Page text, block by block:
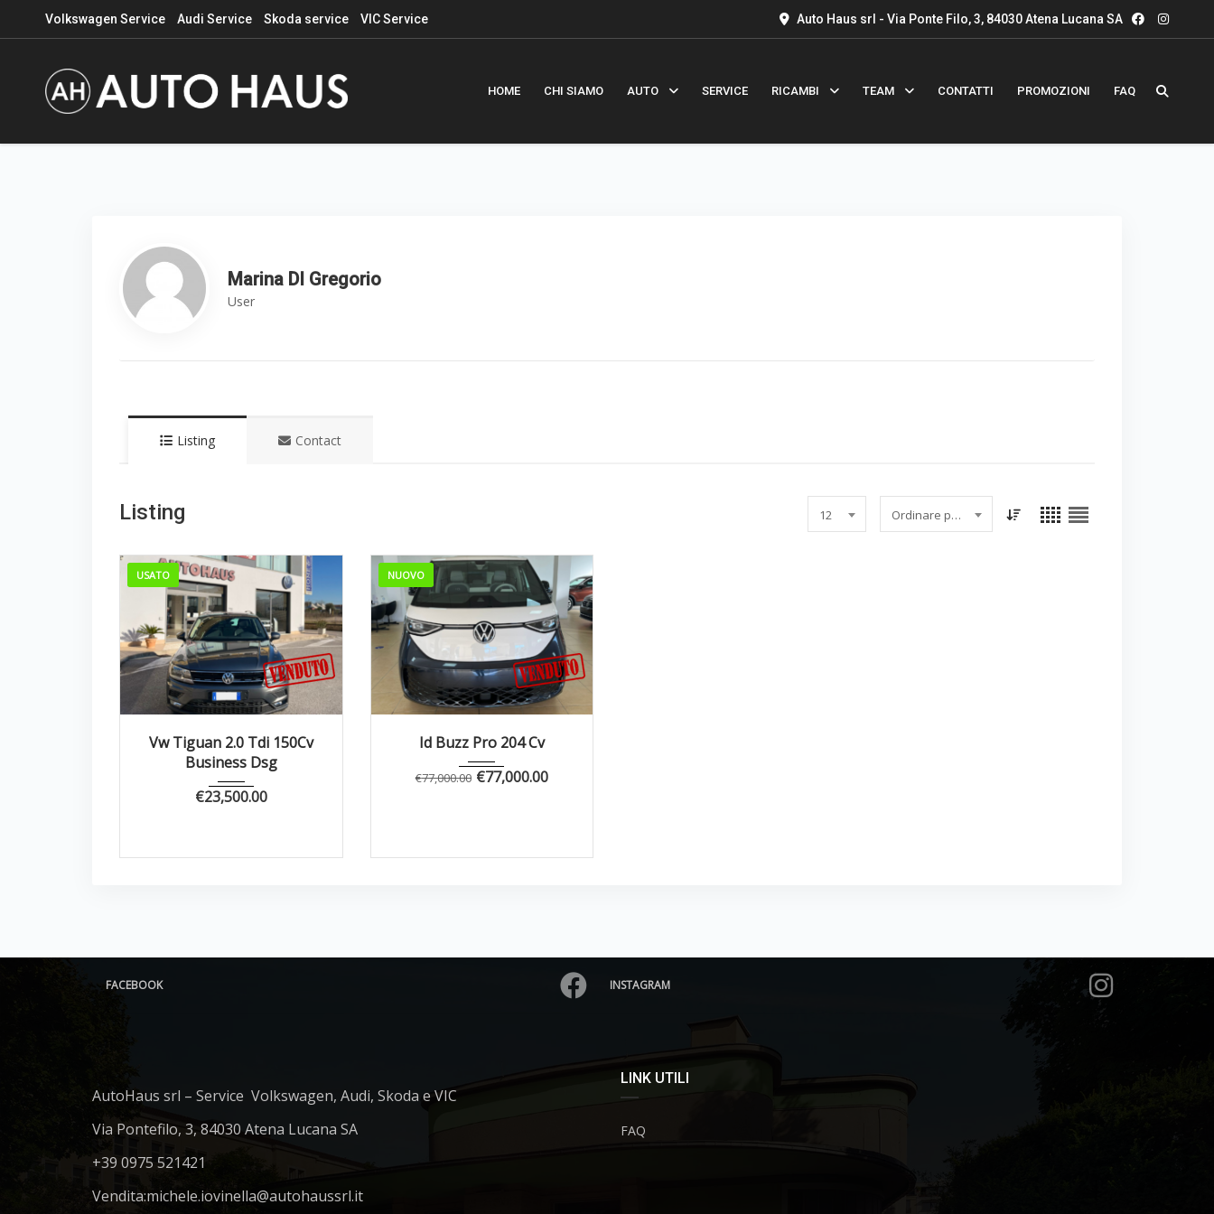
Volkswagen Service Audi Service Skoda service VIC Service Auto Haus srl - Via Ponte Filo, 3, 84030 Atena Lucana SA
HOME CHI SIAMO AUTO SERVICE RICAMBI TEAM CONTATTI PROMOZIONI FAQ
Marina DI Gregorio
User
Listing Contact
Listing 12 Ordinare per data
USATO
2018 Autom... 109500
Vw Tiguan 2.0 Tdi 150Cv
Business Dsg
€23,500.00
NUOVO
Autom...
Id Buzz Pro 204 Cv
€77,000.00 €77,000.00
FACEBOOK INSTAGRAM
AutoHaus srl – Service Volkswagen, Audi, Skoda e VIC
Via Pontefilo, 3, 84030 Atena Lucana SA
+39 0975 521421
Vendita:michele.iovinella@autohaussrl.it
LINK UTILI
FAQ